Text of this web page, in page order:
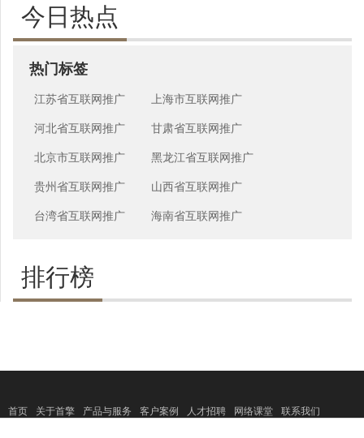
今日热点
热门标签
江苏省互联网推广 上海市互联网推广
河北省互联网推广 甘肃省互联网推广
北京市互联网推广 黑龙江省互联网推广
贵州省互联网推广 山西省互联网推广
台湾省互联网推广 海南省互联网推广
排行榜
首页 关于首擎 产品与服务 客户案例 人才招聘 网络课堂 联系我们